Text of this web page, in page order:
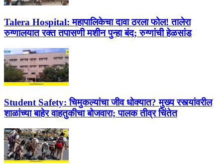
Talera Hospital: महापालिकेचा दावा ठरला फोल! तालेरा
रुग्णालयात रक्त तपासणी मशीन पुन्हा बंद; रुग्णांची हेळसांड
Student Safety: चिमुकल्यांचा जीव धोक्यात? मुख्य रस्त्यांवरील
शाळांच्या बाहेर वाहतुकीचा बोजवारा; पालक तीव्र चिंतेत